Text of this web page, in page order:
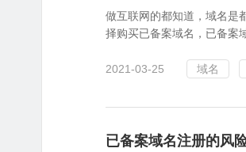
做互联网的都知道，域名是
择购买已备案域名，已备案
2021-03-25 域名
已备案域名注册的风